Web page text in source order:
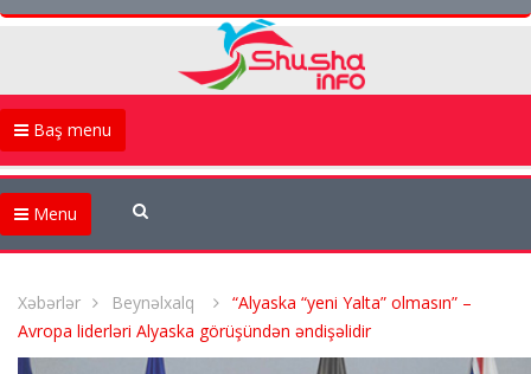
Baş menu
Menu
Xəbərlər Beynəlxalq
“Alyaska “yeni Yalta” olmasın” –
Avropa liderləri Alyaska görüşündən əndişəlidir